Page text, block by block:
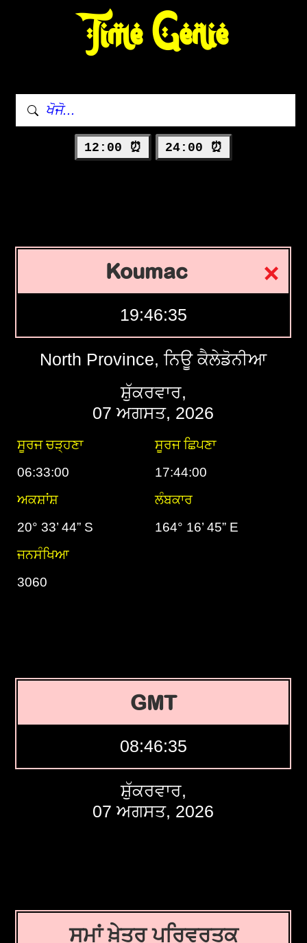
Time Genie
12:00 ⏰ 24:00 ⏰
Koumac
19:46:36
North Province, ਨਿਊ ਕੈਲੇਡੋਨੀਆ
ਸ਼ੁੱਕਰਵਾਰ,
07 ਅਗਸਤ, 2026
ਸੂਰਜ ਚੜ੍ਹਣਾ
ਸੂਰਜ ਛਿਪਣਾ
06:33:00
17:44:00
ਅਕਸ਼ਾਂਸ਼
ਲੰਬਕਾਰ
20° 33’ 44” S
164° 16’ 45” E
ਜਨਸੰਖਿਆ
3060
GMT
08:46:36
ਸ਼ੁੱਕਰਵਾਰ,
07 ਅਗਸਤ, 2026
ਸਮਾਂ ਖ਼ੇਤਰ ਪਰਿਵਰਤਕ